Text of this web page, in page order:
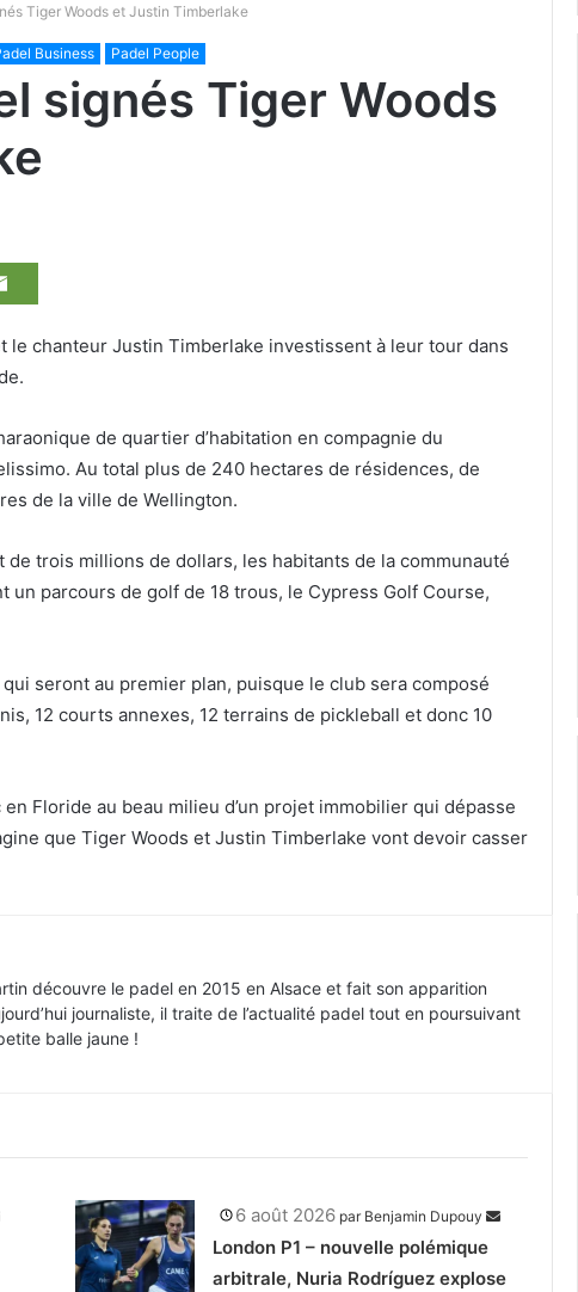
Tiger Woods et Justin Timberlake
Business Padel People
signés Tiger Woods
le chanteur Justin Timberlake investissent à leur tour dans
de quartier d’habitation en compagnie du
Au total plus de 240 hectares de résidences, de
de la ville de Wellington.
trois millions de dollars, les habitants de la communauté
un parcours de golf de 18 trous, le Cypress Golf Course,
seront au premier plan, puisque le club sera composé
12 courts annexes, 12 terrains de pickleball et donc 10
Floride au beau milieu d’un projet immobilier qui dépasse
que Tiger Woods et Justin Timberlake vont devoir casser
découvre le padel en 2015 en Alsace et fait son apparition
journaliste, il traite de l’actualité padel tout en poursuivant
balle jaune !
6 août 2026 par Benjamin Dupouy
London P1 – nouvelle polémique
arbitrale, Nuria Rodríguez explose